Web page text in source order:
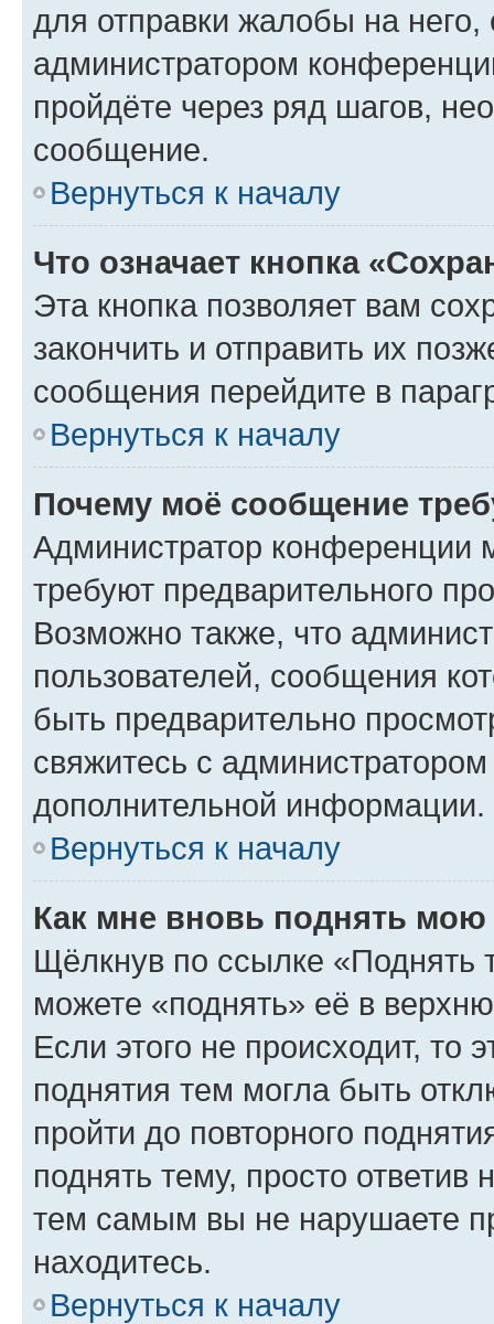
для отправки жалобы на
администратором
пройдёте через ряд шагов,
сообщение.
Вернуться к началу
Что означает кнопка
Эта кнопка позволяет вам
закончить и отправить их
сообщения перейдите в
Вернуться к началу
Почему моё сообщение
Администратор конференции
требуют предварительного
Возможно также, что
пользователей, сообщения
быть предварительно
свяжитесь с
дополнительной информации.
Вернуться к началу
Как мне вновь поднять мою
Щёлкнув по ссылке «Поднять
можете «поднять» её в
Если этого не происходит, то
поднятия тем могла быть
пройти до повторного
поднять тему, просто ответив
тем самым вы не нарушаете
находитесь.
Вернуться к началу